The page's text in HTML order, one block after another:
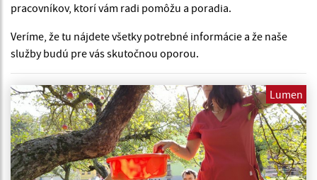
pracovníkov, ktorí vám radi pomôžu a poradia.
Veríme, že tu nájdete všetky potrebné informácie a že naše
služby budú pre vás skutočnou oporou.
Lumen